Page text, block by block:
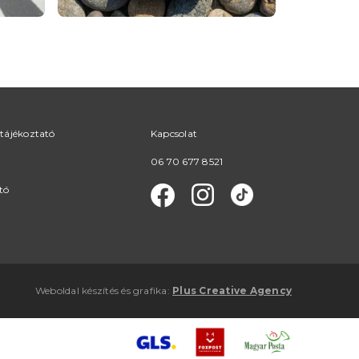
Kapcsolat
06 70 677 8521
Weboldal készítés ésgrafika : Plus Creative Agency